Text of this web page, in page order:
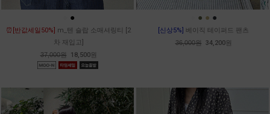
●
⏰[반값세일50%] m_텐 슬랍 소매셔링티 [2
차 재입고]
37,000원 18,500원
● ● ●
[신상5%] 베이직 테이퍼드 팬츠
36,000원 34,200원